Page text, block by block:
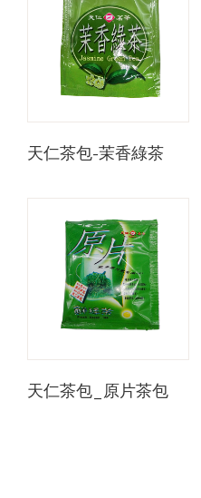
天仁茶包-茉香綠茶
天仁茶包_原片茶包